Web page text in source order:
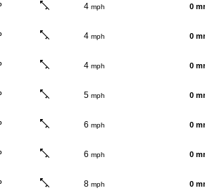
4 mph 0
4 mph 0
4 mph 0
5 mph 0
6 mph 0
6 mph 0
8 mph 0